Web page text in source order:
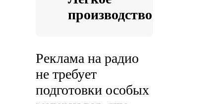
производство
Реклама на радио
не требует
подготовки особых